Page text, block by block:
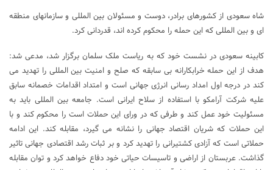
شاه سعودی از کشورهای برادر، دوست و مسئولان بین المللی و سازمانهای منطقه
ای و بین المللی که این حمله را محکوم کرده اند، قدردانی کرد.
کابینه سعودی در نشست خود که به ریاست ملک سلمان برگزار شد، مدعی شد:
هدف از این حمله خرابکارانه بی سابقه که صلح و امنیت بین المللی را تهدید می
کند در درجه اول امداد رسانی انرژی جهانی است و امتداد اقدامات خصمانه سابق
علیه شرکت آرامکو با استفاده از سلاح ایرانی است. جامعه بین المللی باید به
مسئولیت خود عمل کند و طرفی که در ورای این حملات است را محکوم کند و با
این حملات که شریان اقتصاد جهانی را نشانه می گیرد، مقابله کند. این ادامه
حملاتی است که آزادی کشتیرانی را تهدید کرد و بر ثبات رشد اقتصادی جهانی تاثیر
گذاشت. عربستان از اراضی و تاسیسات حیاتی خود دفاع خواهد کرد و توان مقابله